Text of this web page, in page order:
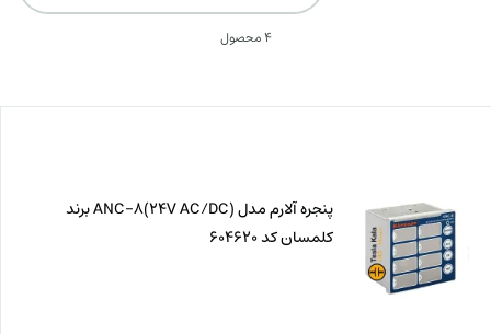
4 محصول
پنجره آلارم مدل ANC-8(24V AC/DC) برند
کلمسان کد 604620